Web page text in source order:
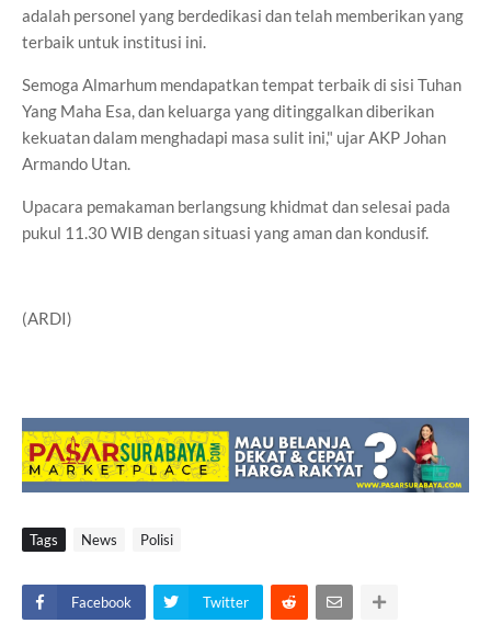
adalah personel yang berdedikasi dan telah memberikan yang
terbaik untuk institusi ini.
Semoga Almarhum mendapatkan tempat terbaik di sisi Tuhan
Yang Maha Esa, dan keluarga yang ditinggalkan diberikan
kekuatan dalam menghadapi masa sulit ini," ujar AKP Johan
Armando Utan.
Upacara pemakaman berlangsung khidmat dan selesai pada
pukul 11.30 WIB dengan situasi yang aman dan kondusif.
(ARDI)
Tags News Polisi
Facebook Twitter